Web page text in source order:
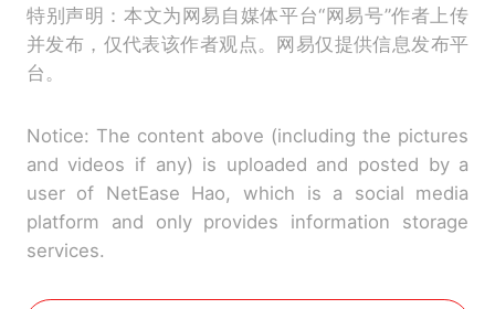
特别声明：本文为网易自媒体平台“网易号”作者上传
并发布，仅代表该作者观点。网易仅提供信息发布平
台。
Notice: The content above (including the pictures
and videos if any) is uploaded and posted by a
user of NetEase Hao, which is a social media
platform and only provides information storage
services.